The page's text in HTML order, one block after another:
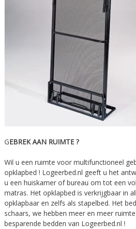
GEBREK AAN RUIMTE ?
Wil u een ruimte voor multifunctioneel
opklapbed ! Logeerbed.nl geeft u het
u een huiskamer of bureau om tot een
matras. Het opklapbed is verkrijgbaar in
opklapbaar en zelfs als stapelbed. Het
schaars, we hebben meer en meer
besparende bedden van Logeerbed.nl !